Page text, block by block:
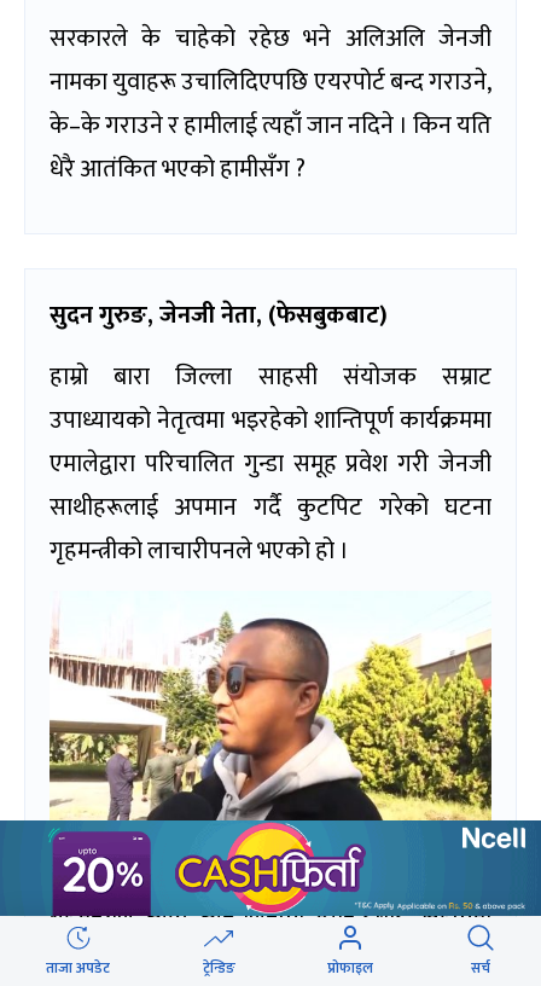
सरकारले के चाहेको रहेछ भने अलिअलि जेनजी
नामका युवाहरू उचालिदिएपछि एयरपोर्ट बन्द गराउने,
के–के गराउने र हामीलाई त्यहाँ जान नदिने । किन यति
धेरै आतंकित भएको हामीसँग ?
सुदन गुरुङ,जेनजी नेता, (फेसबुकबाट)
हाम्रो बारा जिल्ला साहसी संयोजक सम्राट
उपाध्यायको नेतृत्वमा भइरहेको शान्तिपूर्ण कार्यक्रममा
एमालेद्वारा परिचालित गुन्डा समूह प्रवेश गरी जेनजी
साथीहरूलाई अपमान गर्दै कुटपिट गरेको घटना
गृहमन्त्रीको लाचारीपनले भएको हो ।
गृहमन्त्रीले आफू आन्दोलनको म्यान्डेटबाट, सडकमा
बगेको रगतबाट, र Gen Z भाइबहिनीहरूको
ताजा अपडेट ट्रेन्डिङ प्रोफाइल सर्च